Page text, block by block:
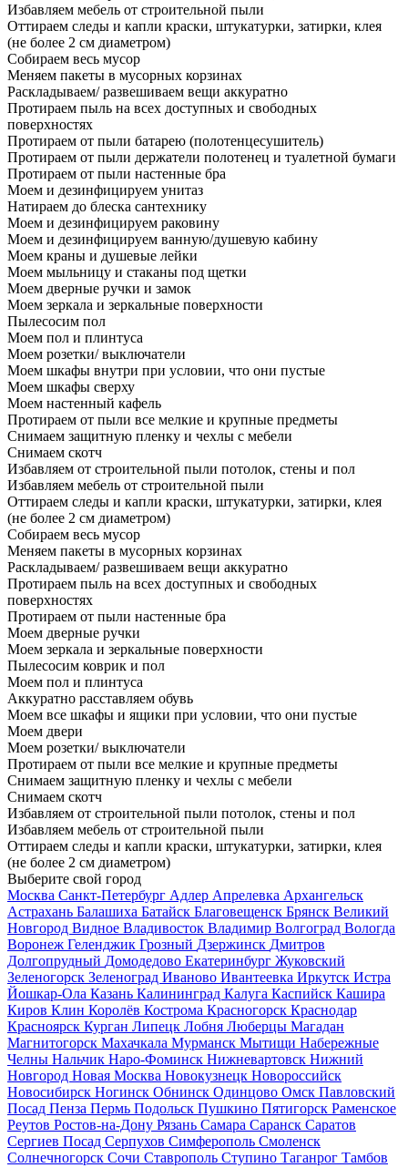
Избавляем мебель от строительной пыли
Оттираем следы и капли краски, штукатурки, затирки, клея
(не более 2 см диаметром)
Собираем весь мусор
Меняем пакеты в мусорных корзинах
Раскладываем/ развешиваем вещи аккуратно
Протираем пыль на всех доступных и свободных
поверхностях
Протираем от пыли батарею (полотенцесушитель)
Протираем от пыли держатели полотенец и туалетной бумаги
Протираем от пыли настенные бра
Моем и дезинфицируем унитаз
Натираем до блеска сантехнику
Моем и дезинфицируем раковину
Моем и дезинфицируем ванную/душевую кабину
Моем краны и душевые лейки
Моем мыльницу и стаканы под щетки
Моем дверные ручки и замок
Моем зеркала и зеркальные поверхности
Пылесосим пол
Моем пол и плинтуса
Моем розетки/ выключатели
Моем шкафы внутри при условии, что они пустые
Моем шкафы сверху
Моем настенный кафель
Протираем от пыли все мелкие и крупные предметы
Снимаем защитную пленку и чехлы с мебели
Снимаем скотч
Избавляем от строительной пыли потолок, стены и пол
Избавляем мебель от строительной пыли
Оттираем следы и капли краски, штукатурки, затирки, клея
(не более 2 см диаметром)
Собираем весь мусор
Меняем пакеты в мусорных корзинах
Раскладываем/ развешиваем вещи аккуратно
Протираем пыль на всех доступных и свободных
поверхностях
Протираем от пыли настенные бра
Моем дверные ручки
Моем зеркала и зеркальные поверхности
Пылесосим коврик и пол
Моем пол и плинтуса
Аккуратно расставляем обувь
Моем все шкафы и ящики при условии, что они пустые
Моем двери
Моем розетки/ выключатели
Протираем от пыли все мелкие и крупные предметы
Снимаем защитную пленку и чехлы с мебели
Снимаем скотч
Избавляем от строительной пыли потолок, стены и пол
Избавляем мебель от строительной пыли
Оттираем следы и капли краски, штукатурки, затирки, клея
(не более 2 см диаметром)
Выберите свой город
Москва Санкт-Петербург Адлер Апрелевка Архангельск
Астрахань Балашиха Батайск Благовещенск Брянск Великий
Новгород Видное Владивосток Владимир Волгоград Вологда
Воронеж Геленджик Грозный Дзержинск Дмитров
Долгопрудный Домодедово Екатеринбург Жуковский
Зеленогорск Зеленоград Иваново Ивантеевка Иркутск Истра
Йошкар-Ола Казань Калининград Калуга Каспийск Кашира
Киров Клин Королёв Кострома Красногорск Краснодар
Красноярск Курган Липецк Лобня Люберцы Магадан
Магнитогорск Махачкала Мурманск Мытищи Набережные
Челны Нальчик Наро-Фоминск Нижневартовск Нижний
Новгород Новая Москва Новокузнецк Новороссийск
Новосибирск Ногинск Обнинск Одинцово Омск Павловский
Посад Пенза Пермь Подольск Пушкино Пятигорск Раменское
Реутов Ростов-на-Дону Рязань Самара Саранск Саратов
Сергиев Посад Серпухов Симферополь Смоленск
Солнечногорск Сочи Ставрополь Ступино Таганрог Тамбов